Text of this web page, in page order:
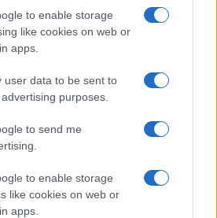
to enable storage
like cookies on web or
apps.
user data to be sent to
purposes.
to send me
to enable storage
like cookies on web or
apps.
in tempo reale?
nel canale telegram di
le tue segnalazioni,
video e le tue foto
al numero +39
7512